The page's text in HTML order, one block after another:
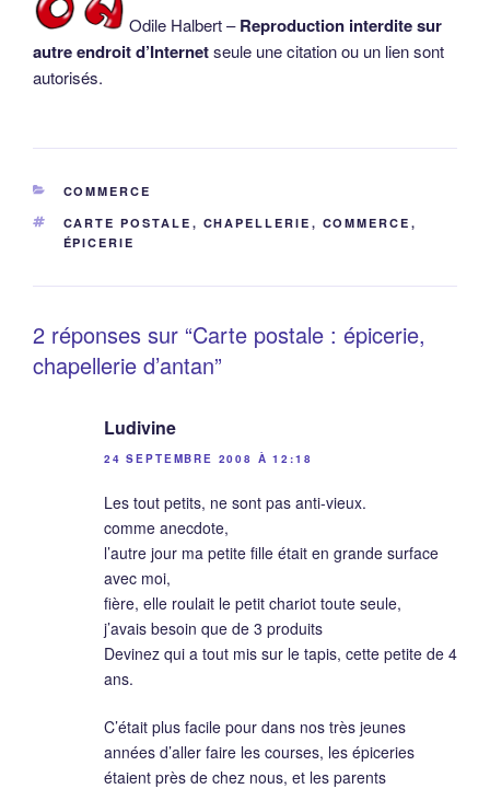
Odile Halbert –Reproduction interdite sur
autre endroit d’Internetseule une citation ou un lien sont
autorisés.
CATÉGORIES
COMMERCE
ÉTIQUETTES
CARTE POSTALE , CHAPELLERIE , COMMERCE ,
ÉPICERIE
2 réponses sur “Carte postale : épicerie,
chapellerie d’antan”
Ludivine
24 SEPTEMBRE 2008 À 12:18
Les tout petits, ne sont pas anti-vieux.
comme anecdote,
l’autre jour ma petite fille était en grande surface
avec moi,
fière, elle roulait le petit chariot toute seule,
j’avais besoin que de 3 produits
Devinez qui a tout mis sur le tapis, cette petite de 4
ans.
C’était plus facile pour dans nos très jeunes
années d’aller faire les courses, les épiceries
étaient près de chez nous, et les parents